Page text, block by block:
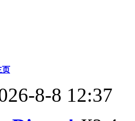
页
8-8 12:37